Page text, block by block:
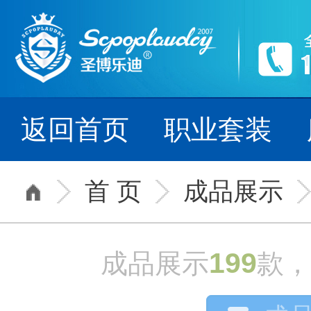
源启2007年,
--- 细节铸就品牌，
返回首页 职业套装
首 页 成品展示
成品展示199款